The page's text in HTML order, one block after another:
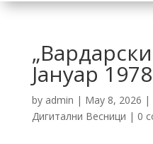
Јануар 1978
by admin | May 8, 2026 |
Дигитални Весници | 0